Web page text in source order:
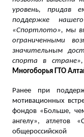
уровень, придав
поддержке
«Спортлото», мы
ограниченными
значительным
спорта в стране»,
Многоборья ГТО
Ранее при
мотивационных
фондов «Больше,
ангелу», атлетов
общероссийской